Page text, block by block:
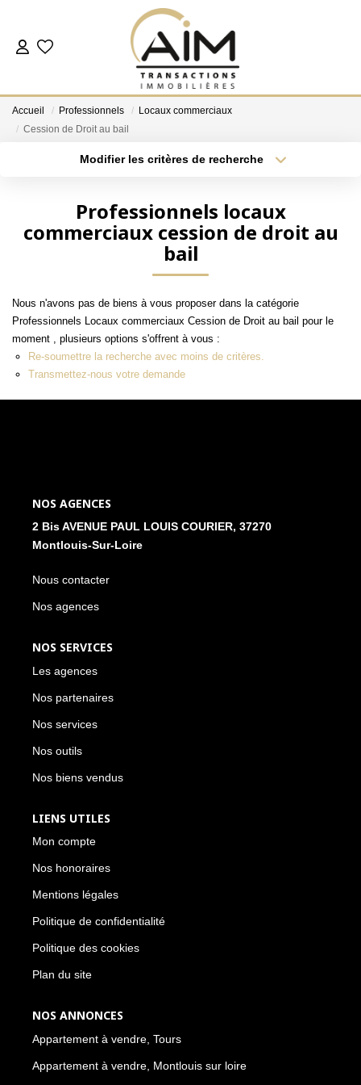
ACHETER
Les Agences
Notre Équipe
Nos Témoignages
Nos Partenaires
NOS ACTUALITÉS
Accueil Professionnels
Locaux commerciaux
Cession de Droit au bail
Modifier les critères de recherche
Budget max
Professionnels locaux
commerciaux cession de droit au
bail
Nous n'avons pas de biens à vous proposer dans la catégorie
Professionnels Locaux commerciaux Cession de Droit au bail pour le
moment , plusieurs options s'offrent à vous :
Re-soumettre la recherche avec moins de critères.
Transmettez-nous votre demande
NOS AGENCES
2 Bis AVENUE PAUL LOUIS COURIER, 37270
Montlouis-Sur-Loire
Nous contacter
Nos agences
NOS SERVICES
Les agences
Nos partenaires
Nos services
Nos outils
Nos biens vendus
LIENS UTILES
Mon compte
Nos honoraires
Mentions légales
Politique de confidentialité
Politique des cookies
Plan du site
NOS ANNONCES
Appartement à vendre, Tours
Appartement à vendre, Montlouis sur loire